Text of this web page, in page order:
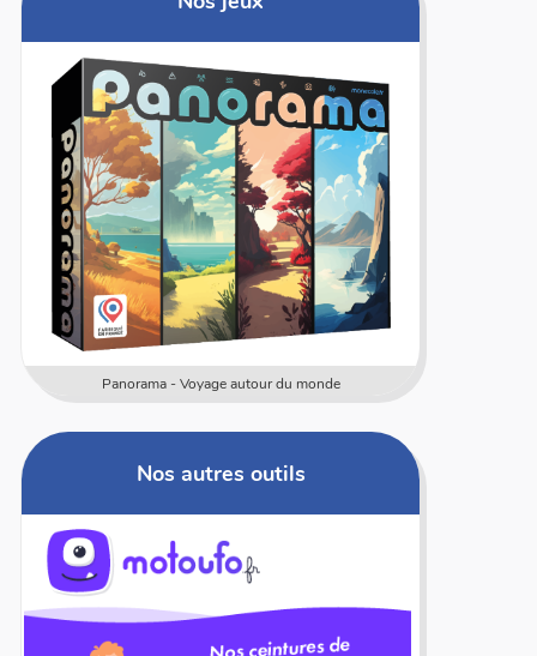
Panorama - Voyage autour du monde
Nos autres outils